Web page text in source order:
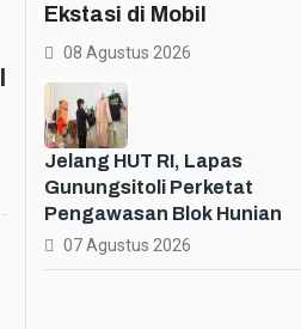
Ekstasi di Mobil
08 Agustus 2026
Jelang HUT RI, Lapas
Gunungsitoli Perketat
Pengawasan Blok Hunian
07 Agustus 2026